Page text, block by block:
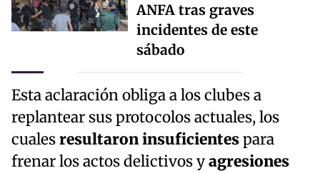
ANFA tras graves
incidentes de este
sábado
Esta aclaración obliga a los clubes a
replantear sus protocolos actuales, los
cualesresultaron insuficientespara
frenar los actos delictivos yagresiones